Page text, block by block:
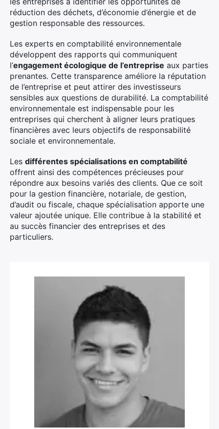
réduction des déchets, d’économie d’énergie et de
gestion responsable des ressources.
Les experts en comptabilité environnementale
développent des rapports qui communiquent
l’engagement écologique de l’entreprise aux parties
prenantes. Cette transparence améliore la réputation
de l’entreprise et peut attirer des investisseurs
sensibles aux questions de durabilité. La comptabilité
environnementale est indispensable pour les
entreprises qui cherchent à aligner leurs pratiques
financières avec leurs objectifs de responsabilité
sociale et environnementale.
Les différentes spécialisations en comptabilité
offrent ainsi des compétences précieuses pour
répondre aux besoins variés des clients. Que ce soit
pour la gestion financière, notariale, de gestion,
d’audit ou fiscale, chaque spécialisation apporte une
valeur ajoutée unique. Elle contribue à la stabilité et
au succès financier des entreprises et des
particuliers.